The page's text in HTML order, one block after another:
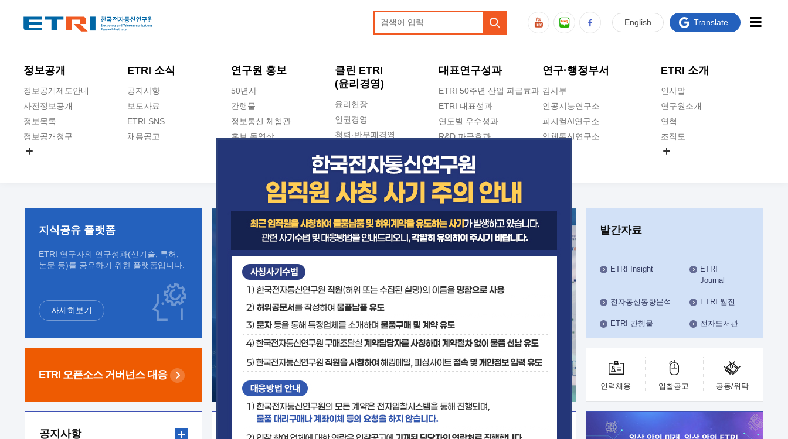
정보공개
정보공개제도안내
사전정보공개
정보목록
정보공개청구
ETRI 소식
공지사항
보도자료
ETRI SNS
채용공고
연구원 홍보
50년사
간행물
정보통신 체험관
홍보 동영상
클린 ETRI
(윤리경영)
윤리헌장
인권경영
청렴·반부패경영
청렴포털 신고
수의계약 현황
부패징계 현황
감사결과공개
대표연구성과
ETRI 50주년 산업 파급효과
ETRI 대표성과
연도별 우수성과
R&D 파급효과
지식공유플랫폼
연구·행정부서
감사부
인공지능연구소
피지컬AI연구소
입체통신연구소
인공지능안전연구소
우주항공반도체전략연구단
대경권연구본부
호남권연구본부
기획본부
사업화본부
행정본부
대외협력부
ETRI 소개
인사말
연구원소개
연혁
조직도
ETRI CI
English Translate
지식공유 플랫폼
ETRI 연구자의 연구성과(신기술, 특허,
논문 등)를 공유하기 위한 플랫폼입니다.
자세히보기
ETRI 오픈소스 거버넌스 대응
발간자료
ETRI Insight
ETRI
Journal
전자통신동향분석 ETRI 웹진
ETRI 간행물 전자도서관
인력채용 입찰공고 공동/위탁
공지사항 보도자료 기술사업화플랫폼/기술이전